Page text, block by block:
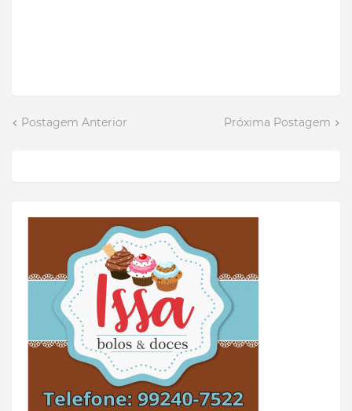
Postagem Anterior Próxima Postagem